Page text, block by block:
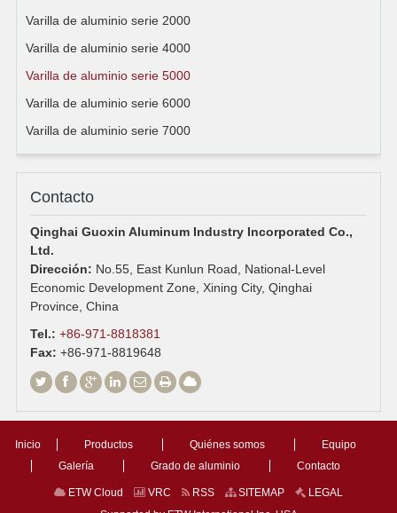
Varilla de aluminio serie 2000
Varilla de aluminio serie 4000
Varilla de aluminio serie 5000
Varilla de aluminio serie 6000
Varilla de aluminio serie 7000
Contacto
Qinghai Guoxin Aluminum Industry Incorporated Co.,
Ltd.
Dirección: No.55, East Kunlun Road, National-Level
Economic Development Zone, Xining City, Qinghai
Province, China
Tel.: +86-971-8818381
Fax: +86-971-8819648
Inicio Productos Quiénes somos
Equipo
Galería
Grado de aluminio Contacto
ETW Cloud VRC RSS SITEMAP
LEGAL